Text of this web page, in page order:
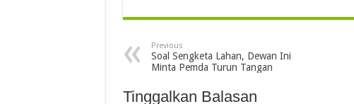
Previous
Soal Sengketa Lahan, Dewan Ini
Minta Pemda Turun Tangan
Tinggalkan Balasan